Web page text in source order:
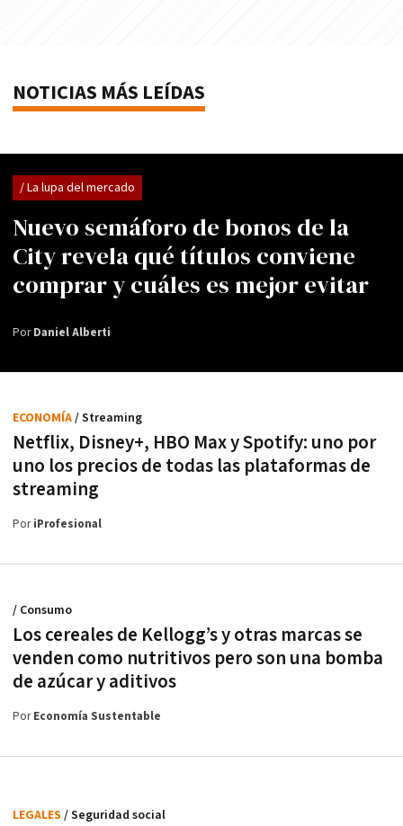
NOTICIAS MÁS LEÍDAS
Nuevo semáforo de bonos de la
City revela qué títulos conviene
comprar y cuáles es mejor evitar
/ La lupa del mercado
PorDaniel Alberti
Netflix, Disney+, HBO Max y Spotify: uno por
uno los precios de todas las plataformas de
streaming
ECONOMÍA/ Streaming
PoriProfesional
Los cereales de Kellogg’s y otras marcas se
venden como nutritivos pero son una bomba
de azúcar y aditivos
/ Consumo
PorEconomía Sustentable
LEGALES / Seguridad social